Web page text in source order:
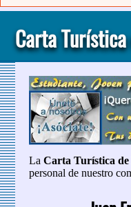
Carta
LaCarta Turística
personal de nuestro